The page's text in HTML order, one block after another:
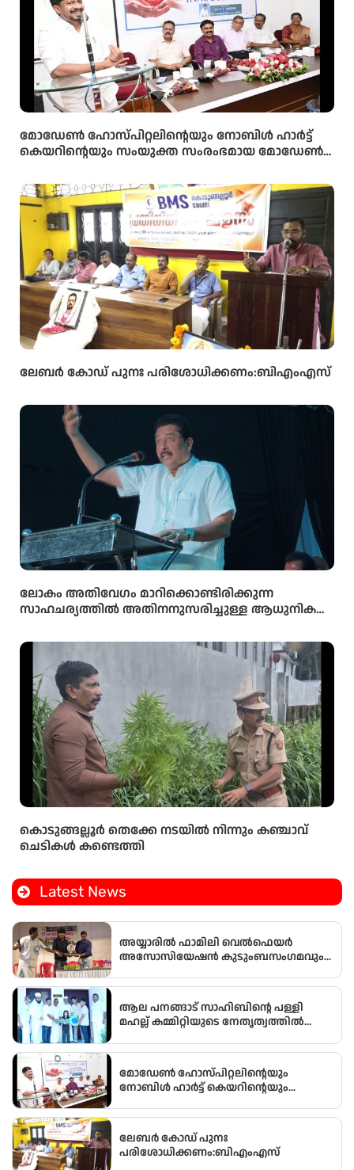
മോഡേൺ ഹോസ്‌പിറ്റലിന്റെയും നോബിൾ ഹാർട്ട്
കെയറിന്റെയും സംയുക്ത സംരംഭമായ മോഡേൺ
ഉദ്ഘാടനം മന്ത്രി ഒ ജെ ജനീഷ് നിർവ്വഹിച്ചു.
ലേബർ കോഡ് പുനഃ പരിശോധിക്കണം:ബിഎംഎസ്
ലോകം അതിവേഗം മാറിക്കൊണ്ടിരിക്കുന്ന
സാഹചര്യത്തിൽ അതിനനുസരിച്ചുള്ള ആധുനിക
വിദ്യാർഥികൾക്ക് ലഭ്യമാക്കുകയാണ് സർക്കാരിന്റെ
ലക്ഷ്യമെന്ന് സംസ്ഥാന വിദ്യാഭ്യാസ മന്ത്രി അഡ്വ.എൻ.
ഷംസുദ്ദീൻ
കൊടുങ്ങല്ലൂർ തെക്കേ നടയിൽ നിന്നും കഞ്ചാവ്
ചെടികൾ കണ്ടെത്തി
Latest News
അയ്യാരിൽ ഫാമിലി വെൽഫെയർ
അസോസിയേഷൻ കുടുംബസംഗമവും
ആല പനങ്ങാട് സാഹിബിൻ്റെ പള്ളി
മഹല്ല് കമ്മിറ്റിയുടെ നേതൃത്വത്തിൽ
ബൈത്തുനൂർ പാർപ്പിട പദ്ധതിയിലെ
5-ാം മത്തെ വീടിൻ്റെ താക്കോൽ ദാനം
നടന്നു
മോഡേൺ ഹോസ്‌പിറ്റലിന്റെയും
നോബിൾ ഹാർട്ട് കെയറിന്റെയും
കെയറിൻ്റെ നവീകരിച്ച കാത്ത് ലാബിൻ്റെ
ഉദ്ഘാടനം മന്ത്രി ഒ ജെ ജനീഷ്
നിർവ്വഹിച്ചു.
ലേബർ കോഡ് പുനഃ
പരിശോധിക്കണം:ബിഎംഎസ്